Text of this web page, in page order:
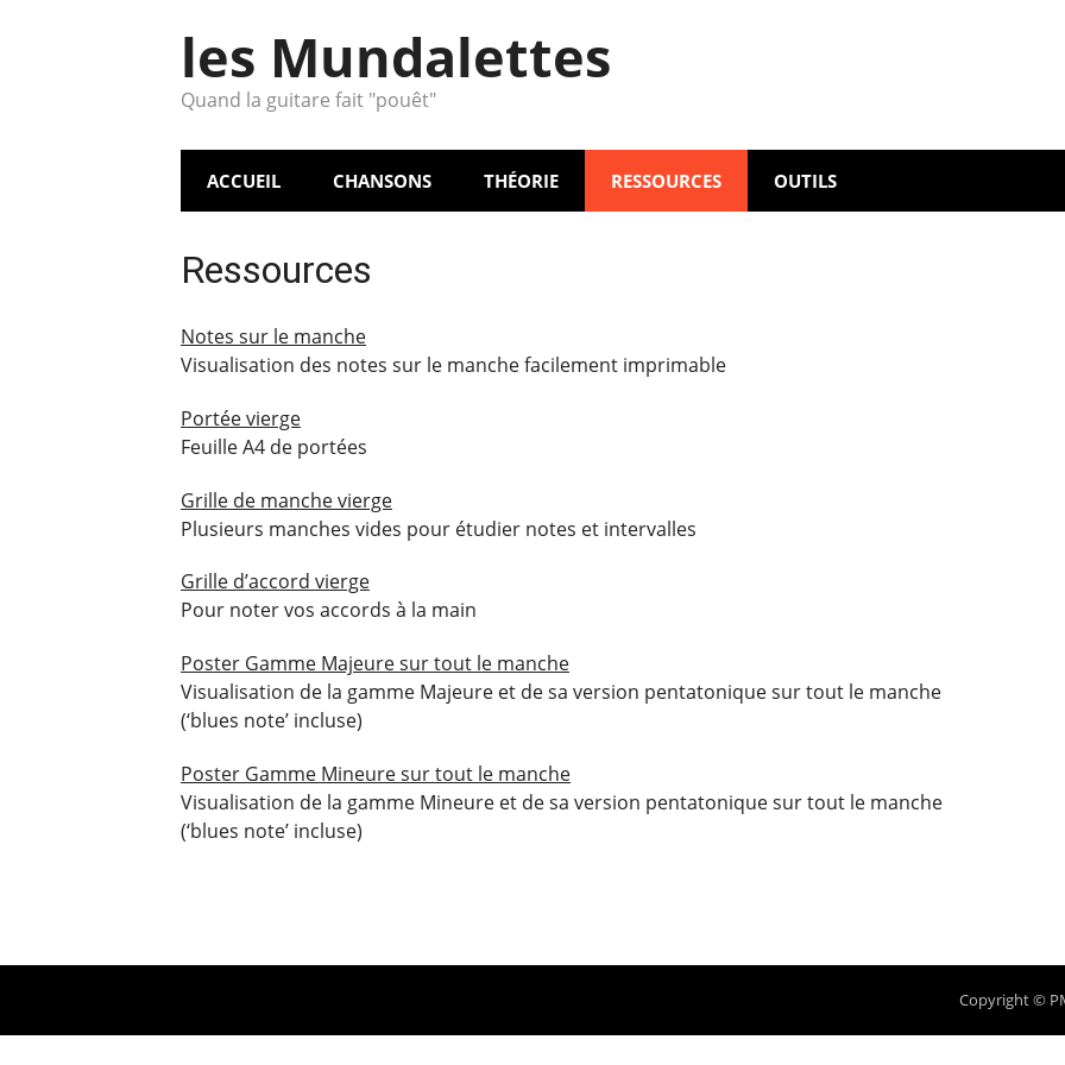
les Mundalettes
Quand la guitare fait "pouêt"
ACCUEIL CHANSONS THÉORIE RESSOURCES OUTILS
Ressources
Notes sur le manche
Visualisation des notes sur le manche facilement imprimable
Portée vierge
Feuille A4 de portées
Grille de manche vierge
Plusieurs manches vides pour étudier notes et intervalles
Grille d’accord vierge
Pour noter vos accords à la main
Poster Gamme Majeure sur tout le manche
Visualisation de la gamme Majeure et de sa version pentatonique sur tout le manche
(‘blues note’ incluse)
Poster Gamme Mineure sur tout le manche
Visualisation de la gamme Mineure et de sa version pentatonique sur tout le manche
(‘blues note’ incluse)
Copyright ©